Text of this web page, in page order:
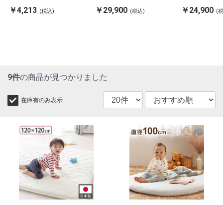
100% 滑り止め付き 洗える
￥4,213 (税込)
キッズ 赤ちゃん ベビー 厚
￥29,900 (税込)
キッズ 赤ち
￥24,900 (
9件の商品が見つかりました
在庫有のみ表示